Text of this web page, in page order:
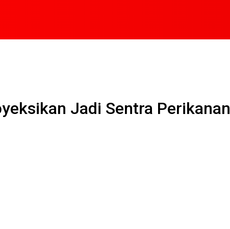
Jadi Sentra Perikanan